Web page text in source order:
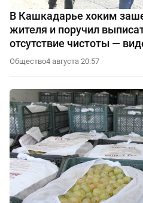
В Кашкадарье хоким
жителя и поручил
отсутствие чистоты —
Общество4 августа 20:57